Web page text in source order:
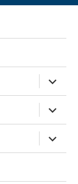
öffnen
öffnen
öffnen